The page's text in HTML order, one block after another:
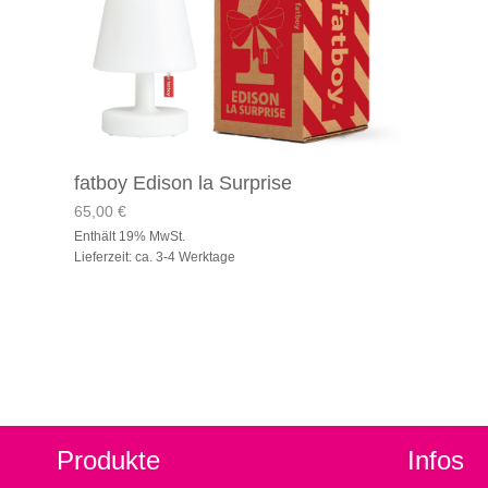
fatboy Edison la Surprise
65,00 €
Enthält 19% MwSt.
Lieferzeit: ca. 3-4 Werktage
Produkte Infos